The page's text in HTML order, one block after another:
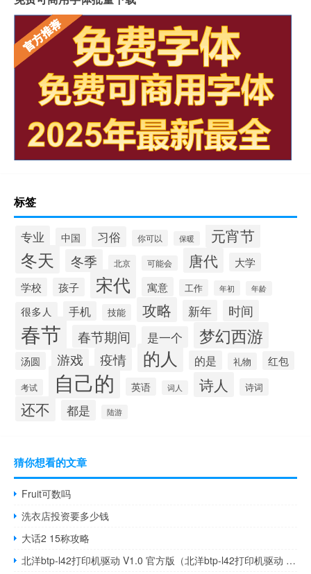
标签
专业 中国 习俗 你可以 保暖 元宵节
冬天 冬季 北京 可能会 唐代
大学
学校
孩子 宋代 寓意 工作 年初 年龄
很多人 手机 技能 攻略 新年 时间
春节 春节期间 是一个 梦幻西游
汤圆 游戏 疫情 的人 的是 礼物 红包
考试 自己的 英语 词人 诗人 诗词
还不 都是 陆游
猜你想看的文章
Fruit可数吗
洗衣店投资要多少钱
大话2 15称攻略
北洋btp-l42打印机驱动 V1.0 官方版（北洋btp-l42打印机驱动 V1.0 官方版功能简介）